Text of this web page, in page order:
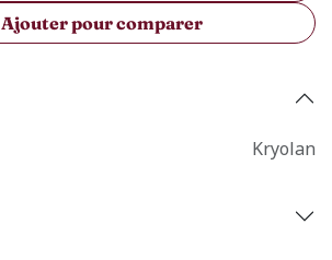
Ajouter pour comparer
Kryolan